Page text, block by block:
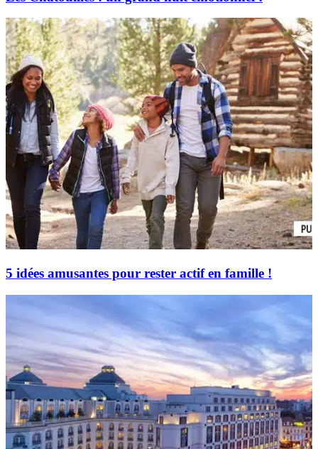
5 idées amusantes pour rester actif en famille !